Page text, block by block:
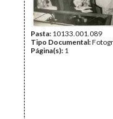
Pasta: 10133.001.089
Tipo Documental:
Página(s): 1